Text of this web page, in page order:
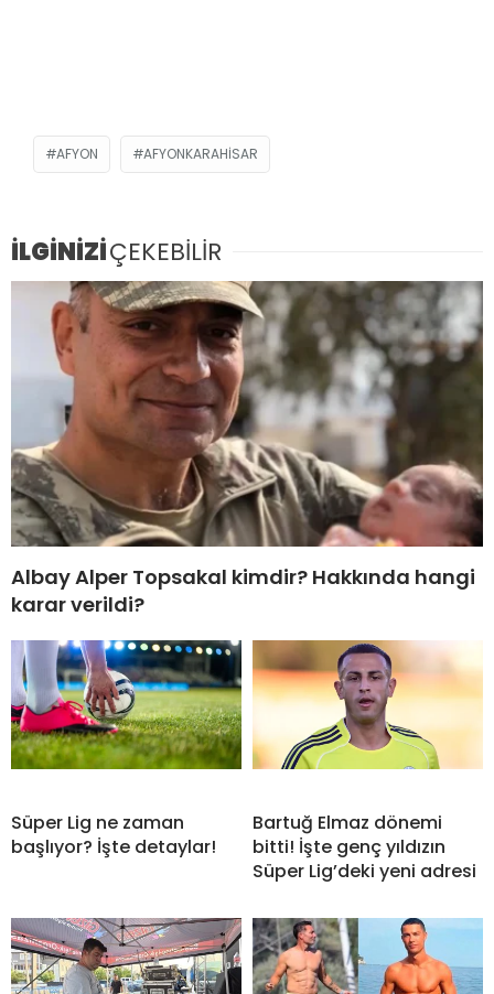
AFYON AFYONKARAHISAR
İLGİNİZİÇEKEBİLİR
Albay Alper Topsakal kimdir? Hakkında hangi
karar verildi?
Süper Lig ne zaman
başlıyor? İşte detaylar!
Bartuğ Elmaz dönemi
bitti! İşte genç yıldızın
Süper Lig’deki yeni adresi